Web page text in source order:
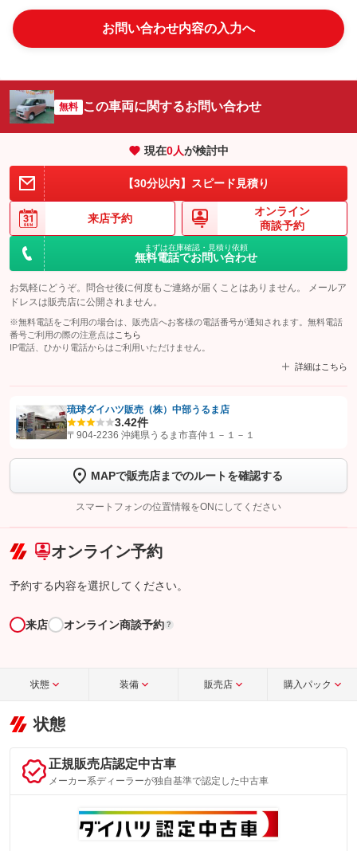
お問い合わせ内容の入力へ
無料 この車両に関するお問い合わせ
現在0人が検討中
【30分以内】スピード見積り
来店予約
オンライン
商談予約
まずは在庫確認・見積り依頼
無料電話でお問い合わせ
お気軽にどうぞ。問合せ後に何度もご連絡が届くことはありません。 メールア
ドレスは販売店に公開されません。
※無料電話をご利用の場合は、販売店へお客様の電話番号が通知されます。無料電話
番号ご利用の際の注意点は こちら
IP電話、ひかり電話からはご利用いただけません。
詳細はこちら
【STEP1】認証画面でグーネットを友だち追加してから「許可する」ボタンを押
トーク画面で
ボタンをタップして問い合わせを
完了してください。
こちら
琉球ダイハツ販売（株）中部うるま店
3.42件
〒904-2236 沖縄県うるま市喜仲１－１－１
MAPで販売店までのルートを確認する
スマートフォンの位置情報をONにしてください
オンライン予約
予約する内容を選択してください。
来店 オンライン商談予約 ?
状態 装備 販売店 購入パック
状態
正規販売店認定中古車
メーカー系ディーラーが独自基準で認定した中古車